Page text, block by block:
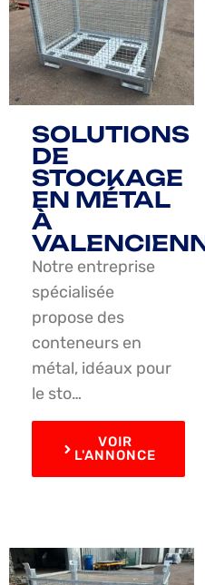
SOLUTIONS
DE
STOCKAGE
EN MÉTAL
À
Notre entreprise
spécialisée
propose des
conteneurs en
métal, idéaux pour
le sto…
VOIR
L'ANNONCE